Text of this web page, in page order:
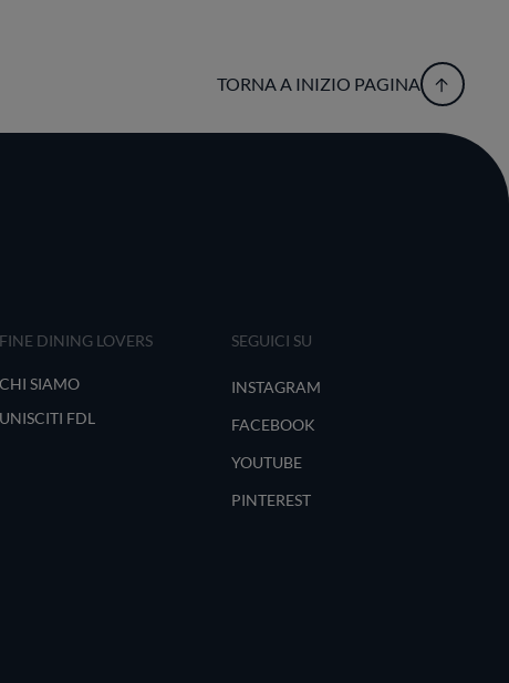
TORNA A INIZIO PAGINA
FINE DINING LOVERS
CHI SIAMO
UNISCITI FDL
SEGUICI SU
INSTAGRAM
FACEBOOK
YOUTUBE
PINTEREST